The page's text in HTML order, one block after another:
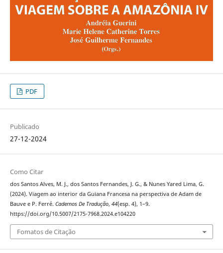
PDF
Publicado
27-12-2024
Como Citar
dos Santos Alves, M. J., dos Santos Fernandes, J. G., & Nunes Yared Lima, G.
(2024). Viagem ao interior da Guiana Francesa na perspectiva de Adam de
Bauve e P. Ferré. Cadernos De Tradução, 44(esp. 4), 1–9.
https://doi.org/10.5007/2175-7968.2024.e104220
Fomatos de Citação